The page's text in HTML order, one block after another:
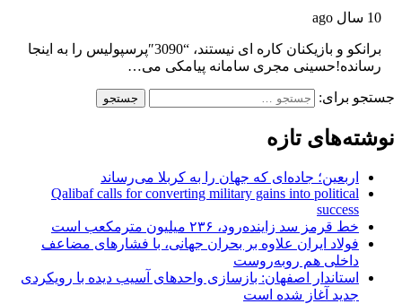
10 سال ago
برانکو و بازیکنان کاره ای نیستند، “3090″پرسپولیس را به اینجا
رسانده!حسینی مجری سامانه پیامکی می…
جستجو برای:
نوشته‌های تازه
اربعین؛ جاده‌ای که جهان را به کربلا می‌رساند
Qalibaf calls for converting military gains into political
success
خط قرمز سد زاینده‌رود، ۲۳۶ میلیون مترمکعب است
فولاد ایران علاوه بر بحران جهانی، با فشارهای مضاعف
داخلی هم روبه‌روست
استاندار اصفهان: بازسازی واحدهای آسیب دیده با رویکردی
جدید آغاز شده است